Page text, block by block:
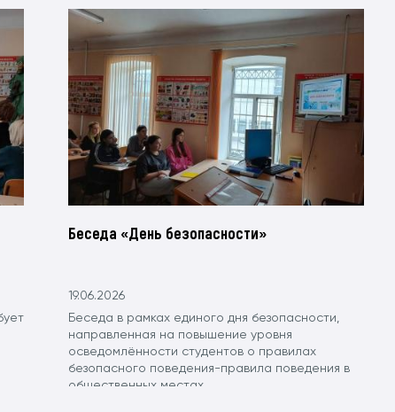
Беседа «День безопасности»
19.06.2026
Беседа в рамках единого дня безопасности,
направленная на повышение уровня
осведомлённости студентов о правилах
безопасного поведения-правила поведения в
общественных местах.